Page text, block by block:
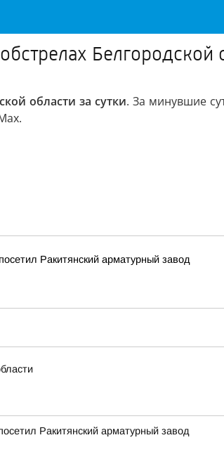
Белгородской
области за сутки. За минувшие
Ракитянский арматурный завод
Ракитянский арматурный завод